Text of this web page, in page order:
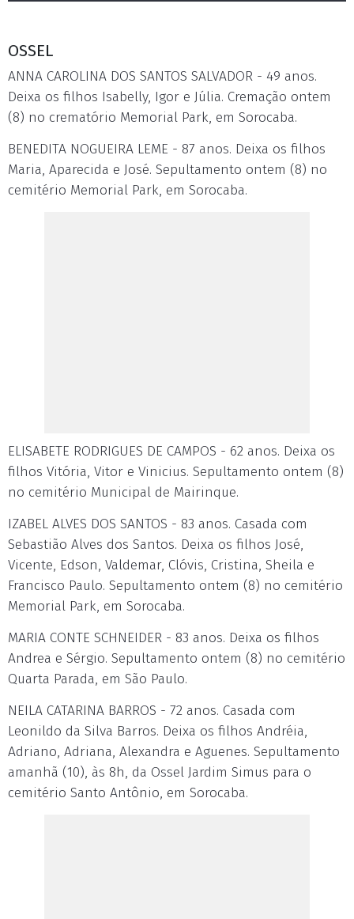
OSSEL
ANNA CAROLINA DOS SANTOS SALVADOR - 49 anos.
Deixa os filhos Isabelly, Igor e Júlia. Cremação ontem
(8) no crematório Memorial Park, em Sorocaba.
BENEDITA NOGUEIRA LEME - 87 anos. Deixa os filhos
Maria, Aparecida e José. Sepultamento ontem (8) no
cemitério Memorial Park, em Sorocaba.
ELISABETE RODRIGUES DE CAMPOS - 62 anos. Deixa os
filhos Vitória, Vitor e Vinicius. Sepultamento ontem (8)
no cemitério Municipal de Mairinque.
IZABEL ALVES DOS SANTOS - 83 anos. Casada com
Sebastião Alves dos Santos. Deixa os filhos José,
Vicente, Edson, Valdemar, Clóvis, Cristina, Sheila e
Francisco Paulo. Sepultamento ontem (8) no cemitério
Memorial Park, em Sorocaba.
MARIA CONTE SCHNEIDER - 83 anos. Deixa os filhos
Andrea e Sérgio. Sepultamento ontem (8) no cemitério
Quarta Parada, em São Paulo.
NEILA CATARINA BARROS - 72 anos. Casada com
Leonildo da Silva Barros. Deixa os filhos Andréia,
Adriano, Adriana, Alexandra e Aguenes. Sepultamento
amanhã (10), às 8h, da Ossel Jardim Simus para o
cemitério Santo Antônio, em Sorocaba.